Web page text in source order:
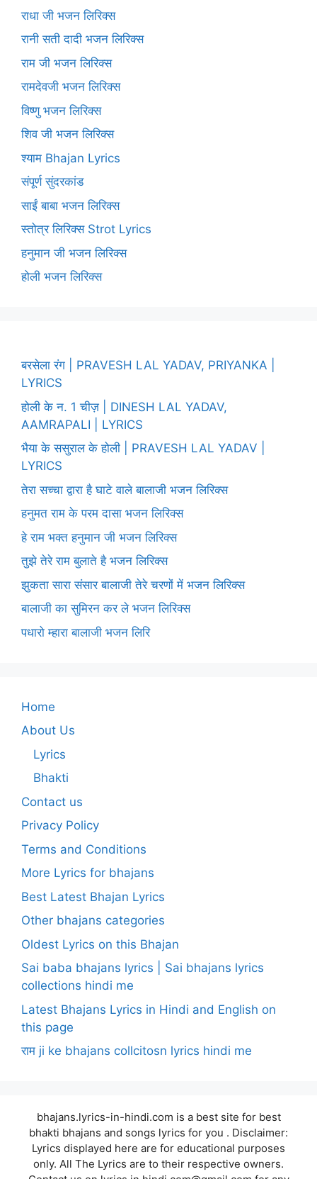
राधा जी भजन लिरिक्स
रानी सती दादी भजन लिरिक्स
राम जी भजन लिरिक्स
रामदेवजी भजन लिरिक्स
विष्णु भजन लिरिक्स
शिव जी भजन लिरिक्स
श्याम Bhajan Lyrics
संपूर्ण सुंदरकांड
साईं बाबा भजन लिरिक्स
स्तोत्र लिरिक्स Strot Lyrics
हनुमान जी भजन लिरिक्स
होली भजन लिरिक्स
बरसेला रंग | PRAVESH LAL YADAV, PRIYANKA |
LYRICS
होली के न. 1 चीज़ | DINESH LAL YADAV,
AAMRAPALI | LYRICS
भैया के ससुराल के होली | PRAVESH LAL YADAV |
LYRICS
तेरा सच्चा द्वारा है घाटे वाले बालाजी भजन लिरिक्स
हनुमत राम के परम दासा भजन लिरिक्स
हे राम भक्त हनुमान जी भजन लिरिक्स
तुझे तेरे राम बुलाते है भजन लिरिक्स
झुकता सारा संसार बालाजी तेरे चरणों में भजन लिरिक्स
बालाजी का सुमिरन कर ले भजन लिरिक्स
पधारो म्हारा बालाजी भजन लिरि
Home
About Us
Lyrics
Bhakti
Contact us
Privacy Policy
Terms and Conditions
More Lyrics for bhajans
Best Latest Bhajan Lyrics
Other bhajans categories
Oldest Lyrics on this Bhajan
Sai baba bhajans lyrics | Sai bhajans lyrics
collections hindi me
Latest Bhajans Lyrics in Hindi and English on
this page
राम ji ke bhajans collcitosn lyrics hindi me
bhajans.lyrics-in-hindi.com is a best site for best
bhakti bhajans and songs lyrics for you . Disclaimer:
Lyrics displayed here are for educational purposes
only. All The Lyrics are to their respective owners.